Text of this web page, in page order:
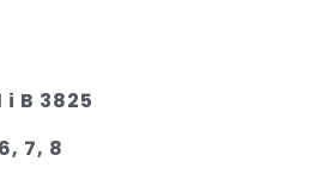
i B 3825
7, 8